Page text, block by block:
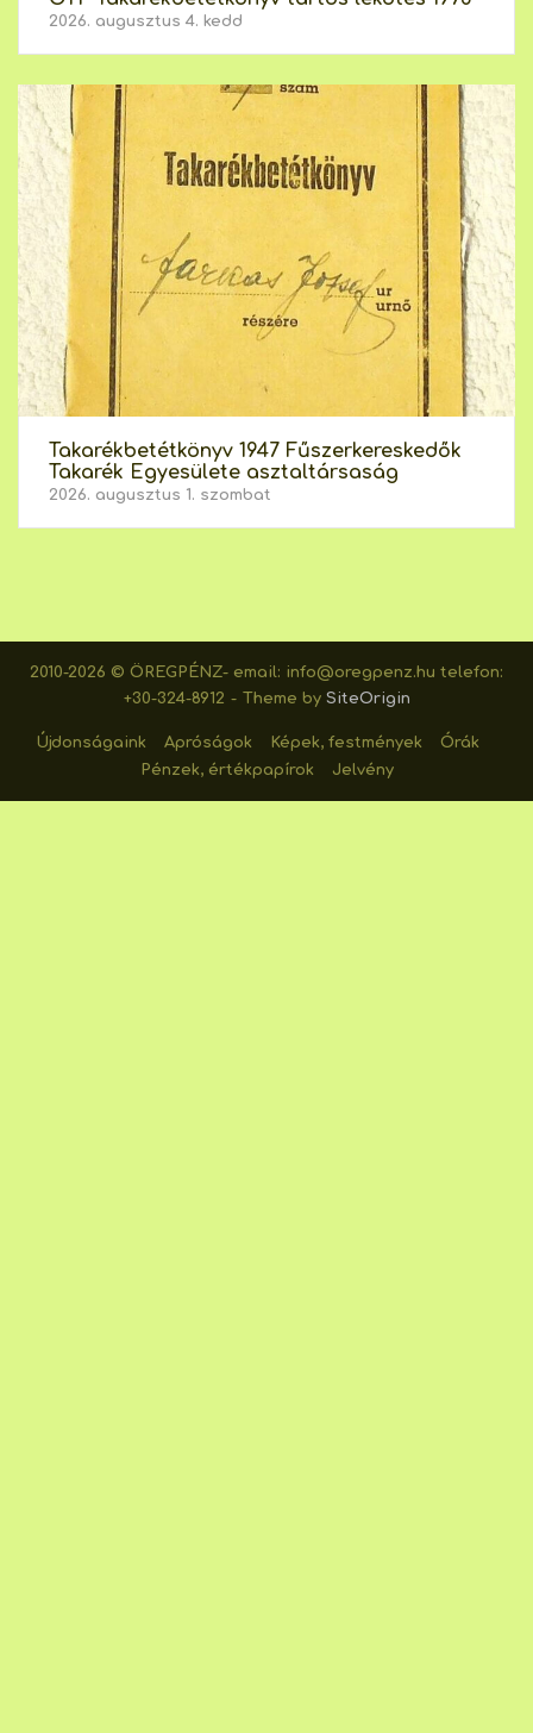
2026. augusztus 4. kedd
Takarékbetétkönyv 1947 Fűszerkereskedők
Takarék Egyesülete asztaltársaság
2026. augusztus 1. szombat
2010-2026 © ÖREGPÉNZ- email: info@oregpenz.hu telefon:
+30-324-8912
Theme by SiteOrigin
Újdonságaink Apróságok Képek, festmények
Órák
Pénzek, értékpapírok
Jelvény